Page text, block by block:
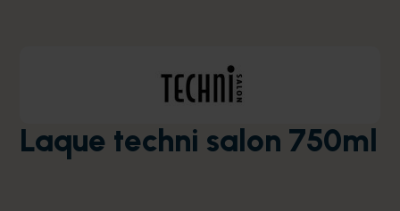
Laque techni salon 750ml